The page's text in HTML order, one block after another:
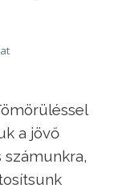
a jövő